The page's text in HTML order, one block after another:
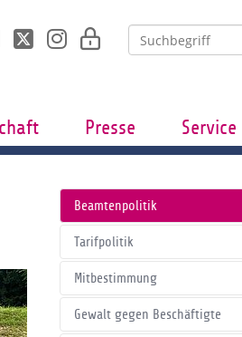
Presse Service
Beamtenpolitik
Tarifpolitik
Mitbestimmung
Gewalt gegen Beschäftigte